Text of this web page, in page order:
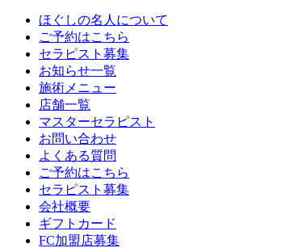
ほぐしの名人について
ご予約はこちら
セラピスト募集
お知らせ一覧
施術メニュー
店舗一覧
マスターセラピスト
お問い合わせ
よくある質問
ご予約はこちら
セラピスト募集
会社概要
ギフトカード
FC加盟店募集